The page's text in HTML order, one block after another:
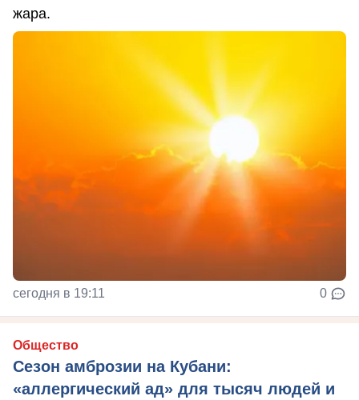
жара.
сегодня в 19:11 0
Общество
Сезон амброзии на Кубани:
«аллергический ад» для тысяч людей и